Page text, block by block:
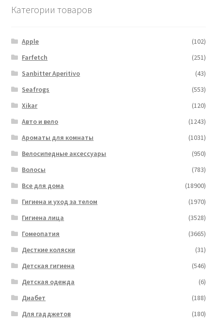
Категории товаров
Apple
(102)
Farfetch
(251)
Sanbitter Aperitivo
(43)
Seafrogs
(553)
Xikar
(120)
Авто и вело
(1243)
Ароматы для комнаты
(1031)
Велосипедные аксессуары
(950)
Волосы
(783)
Все для дома
(18900)
Гигиена и уход за телом
(1970)
Гигиена лица
(3528)
Гомеопатия
(3665)
Десткие коляски
(31)
Детская гигиена
(546)
Детская одежда
(6)
Диабет
(188)
Для гадджетов
(180)